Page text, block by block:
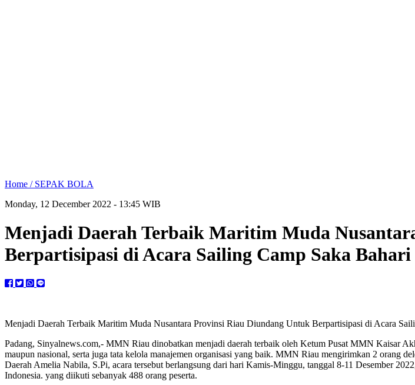
Home / SEPAK BOLA
Monday, 12 December 2022 - 13:45 WIB
Menjadi Daerah Terbaik Maritim Muda
Berpartisipasi di Acara Sailing Camp Saka
Menjadi Daerah Terbaik Maritim Muda Nusantara Provinsi Riau Diundang Untuk Berpartisipasi di Acara
Padang, Sinyalnews.com,- MMN Riau dinobatkan menjadi daerah terbaik oleh Ketum Pusat MMN Kaisar
maupun nasional, serta juga tata kelola manajemen organisasi yang baik. MMN Riau mengirimkan 2 orang
Daerah Amelia Nabila, S.Pi, acara tersebut berlangsung dari hari Kamis-Minggu, tanggal 8-11 Desember
Indonesia. yang diikuti sebanyak 488 orang peserta.